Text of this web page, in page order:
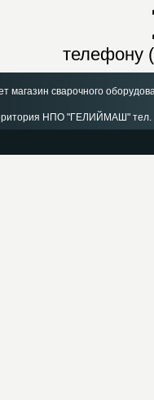
телефону
сварочного
НПО "ГЕЛИЙМАШ"